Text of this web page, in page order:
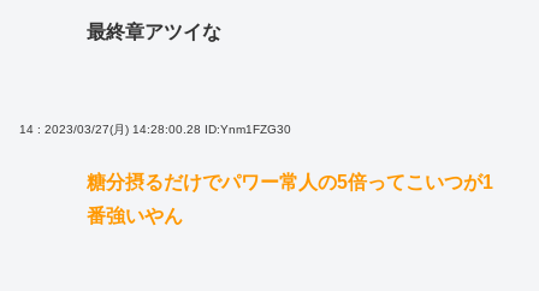
最終章アツイな
14 : 2023/03/27(月) 14:28:00.28 ID:Ynm1FZG30
糖分摂るだけでパワー常人の5倍ってこいつが1
番強いやん